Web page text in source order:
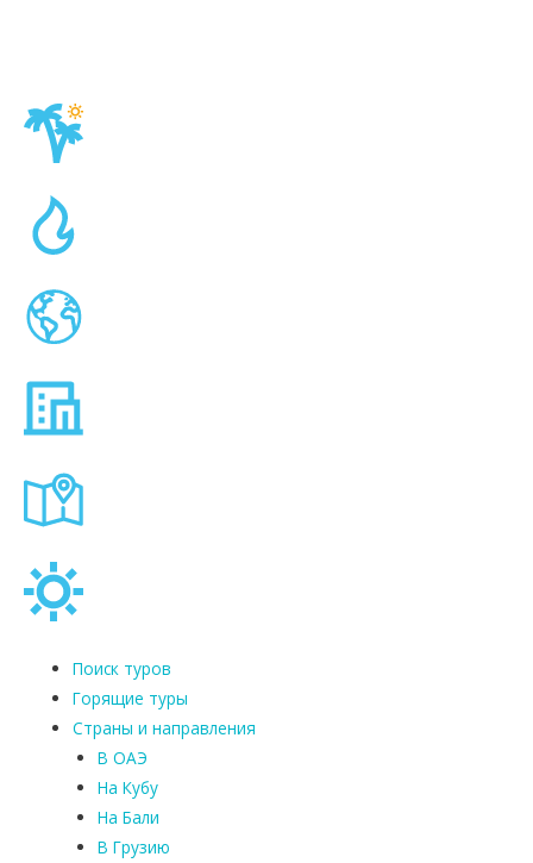
Поиск туров
Горящие туры
Страны и направления
В ОАЭ
На Кубу
На Бали
В Грузию